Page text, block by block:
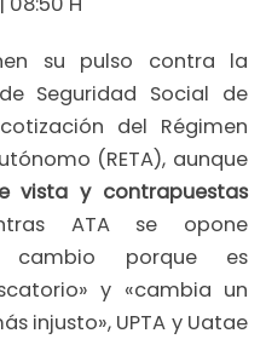
su pulso contra la
Seguridad Social de
del Régimen
(RETA), aunque
vista y contrapuestas
ATA se opone
porque es
y «cambia un
injusto», UPTA y Uatae